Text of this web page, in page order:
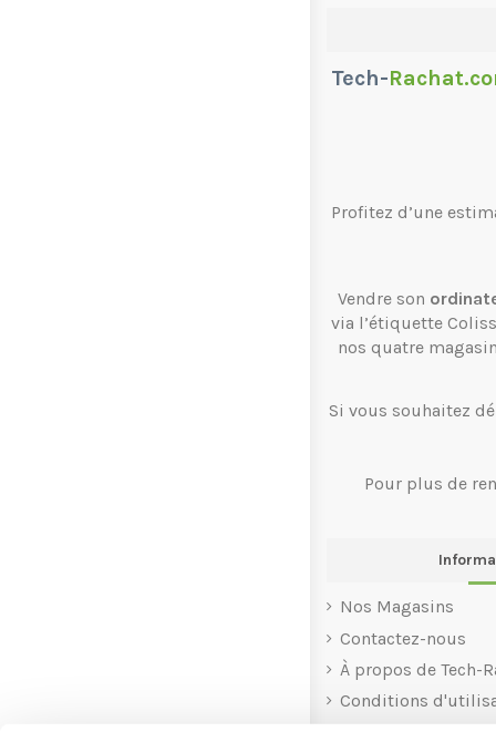
Tech-
Profitez d’une
Vendre son
via l’étiquette
nos quatre
Si vous souhaitez
Pour plus de
Nos Magasins
Contactez-nous
À propos de Tech-
Conditions